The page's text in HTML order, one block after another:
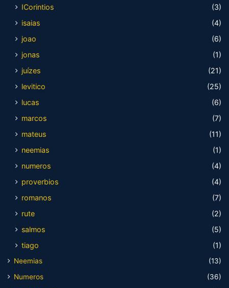
ICorintios
(3)
isaias
(4)
joao
(6)
jonas
(1)
juízes
(21)
levitico
(25)
lucas
(6)
marcos
(7)
mateus
(11)
neemias
(1)
numeros
(4)
proverbios
(4)
romanos
(7)
rute
(2)
salmos
(5)
tiago
(1)
Neemias
(13)
Numeros
(36)